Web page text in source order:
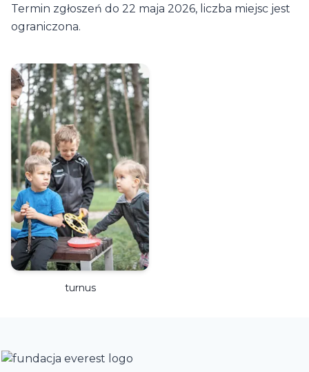
Termin zgłoszeń do 22 maja 2026, liczba miejsc jest
ograniczona.
turnus